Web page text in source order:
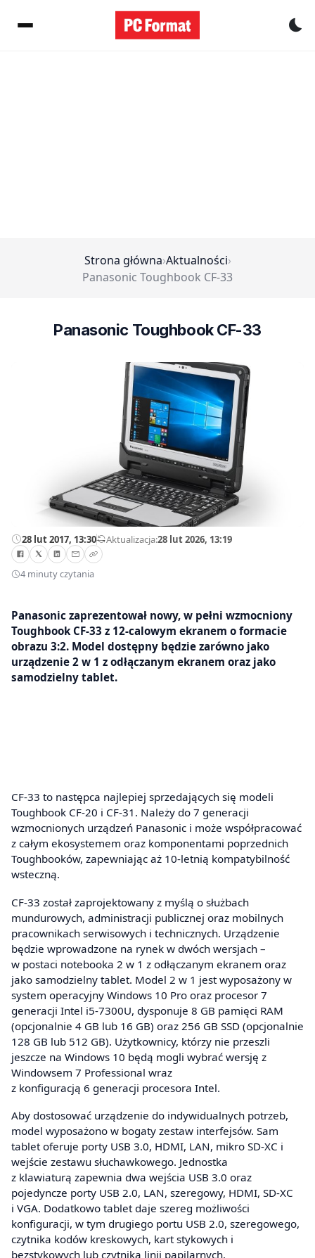
Strona główna›Aktualności›
Panasonic Toughbook CF-33
Panasonic Toughbook CF-33
28 lut 2017, 13:30—Aktualizacja:28 lut 2026, 13:19
4 minuty czytania
Panasonic zaprezentował nowy, w pełni wzmocniony
Toughbook CF-33 z 12-calowym ekranem o formacie
obrazu 3:2. Model dostępny będzie zarówno jako
urządzenie 2 w 1 z odłączanym ekranem oraz jako
samodzielny tablet.
CF-33 to następca najlepiej sprzedających się modeli
Toughbook CF-20 i CF-31. Należy do 7 generacji
wzmocnionych urządzeń Panasonic i może współpracować
z całym ekosystemem oraz komponentami poprzednich
Toughbooków, zapewniając aż 10-letnią kompatybilność
wsteczną.
CF-33 został zaprojektowany z myślą o służbach
mundurowych, administracji publicznej oraz mobilnych
pracownikach serwisowych i technicznych. Urządzenie
będzie wprowadzone na rynek w dwóch wersjach –
w postaci notebooka 2 w 1 z odłączanym ekranem oraz
jako samodzielny tablet. Model 2 w 1 jest wyposażony w
system operacyjny Windows 10 Pro oraz procesor 7
generacji Intel i5-7300U, dysponuje 8 GB pamięci RAM
(opcjonalnie 4 GB lub 16 GB) oraz 256 GB SSD (opcjonalnie
128 GB lub 512 GB). Użytkownicy, którzy nie przeszli
jeszcze na Windows 10 będą mogli wybrać wersję z
Windowsem 7 Professional wraz
z konfiguracją 6 generacji procesora Intel.
Aby dostosować urządzenie do indywidualnych potrzeb,
model wyposażono w bogaty zestaw interfejsów. Sam
tablet oferuje porty USB 3.0, HDMI, LAN, mikro SD-XC i
wejście zestawu słuchawkowego. Jednostka
z klawiaturą zapewnia dwa wejścia USB 3.0 oraz
pojedyncze porty USB 2.0, LAN, szeregowy, HDMI, SD-XC
i VGA. Dodatkowo tablet daje szereg możliwości
konfiguracji, w tym drugiego portu USB 2.0, szeregowego,
czytnika kodów kreskowych, kart stykowych i
bezstykowych lub czytnika linii papilarnych.